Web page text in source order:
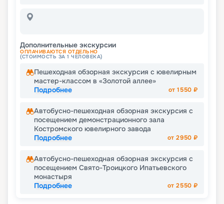
Дополнительные экскурсии
ОПЛАЧИВАЮТСЯ ОТДЕЛЬНО
(СТОИМОСТЬ ЗА 1 ЧЕЛОВЕКА)
Пешеходная обзорная экскурсия с ювелирным
мастер-классом в «Золотой аллее»
Подробнее
от1550 ₽
Автобусно-пешеходная обзорная экскурсия с
посещением демонстрационного зала
Костромского ювелирного завода
Подробнее
от2950 ₽
Автобусно-пешеходная обзорная экскурсия с
посещением Свято-Троицкого Ипатьевского
монастыря
Подробнее
от2550 ₽